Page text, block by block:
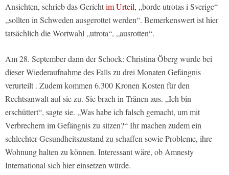
Ansichten, schrieb das Gerichtim Urteil, „borde utrotas i Sverige“
„sollten in Schweden ausgerottet werden“. Bemerkenswert ist hier
tatsächlich die Wortwahl „utrota“, „ausrotten“.
Am 28. September dann der Schock: Christina Öberg wurde bei
dieser Wiederaufnahme des Falls zu drei Monaten Gefängnis
verurteilt . Zudem kommen 6.300 Kronen Kosten für den
Rechtsanwalt auf sie zu. Sie brach in Tränen aus. „Ich bin
erschüttert“, sagte sie. „Was habe ich falsch gemacht, um mit
Verbrechern im Gefängnis zu sitzen?“ Ihr machen zudem ein
schlechter Gesundheitszustand zu schaffen sowie Probleme, ihre
Wohnung halten zu können. Interessant wäre, ob Amnesty
International sich hier einsetzen würde.